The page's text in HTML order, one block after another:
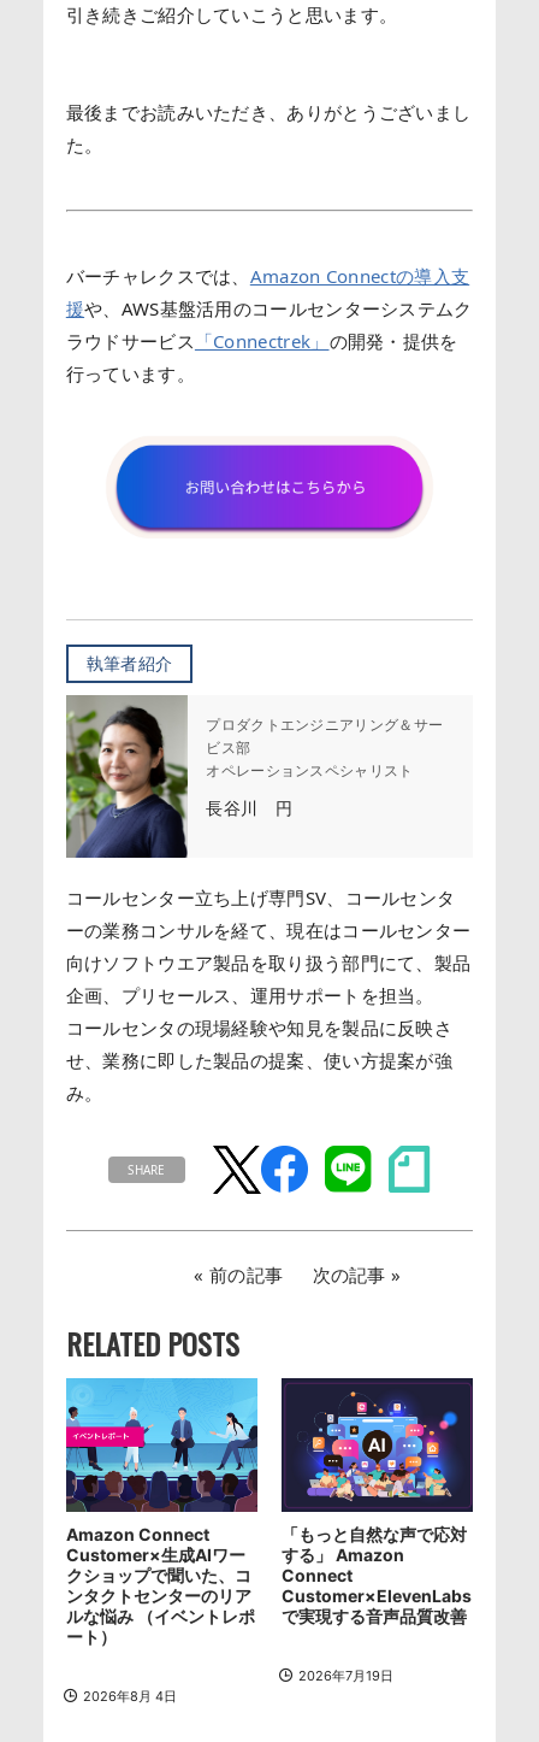
引き続きご紹介していこうと思います。
最後までお読みいただき、ありがとうございまし
た。
バーチャレクスでは、 Amazon Connectの導入支
援や、AWS基盤活用のコールセンターシステムク
ラウドサービス 「Connectrek」 の開発・提供を
行っています。
執筆者紹介
プロダクトエンジニアリング＆サー
ビス部
オペレーションスペシャリスト
長谷川 円
コールセンター立ち上げ専門SV、コールセンタ
ーの業務コンサルを経て、現在はコールセンター
向けソフトウエア製品を取り扱う部門にて、製品
企画、プリセールス、運用サポートを担当。
コールセンタの現場経験や知見を製品に反映さ
せ、業務に即した製品の提案、使い方提案が強
み。
SHARE
前の記事 次の記事
RELATED POSTS
Amazon Connect
Customer×生成AIワー
クショップで聞いた、コ
ンタクトセンターのリア
ルな悩み （イベントレポ
ート）
2026年8月 4日
「もっと自然な声で応対
する」 Amazon
Connect
Customer×ElevenLabs
で実現する音声品質改善
2026年7月19日